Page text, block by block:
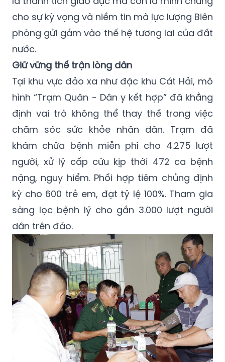
cho sự kỳ vọng và niềm tin mà lực lượng Biên
phòng gửi gắm vào thế hệ tương lai của đất
nước.
Giữ vững thế trận lòng dân
Tại khu vực đảo xa như đặc khu Cát Hải, mô
hình “Trạm Quân - Dân y kết hợp” đã khẳng
định vai trò không thể thay thế trong việc
chăm sóc sức khỏe nhân dân. Trạm đã
khám chữa bệnh miễn phí cho 4.275 lượt
người, xử lý cấp cứu kịp thời 472 ca bệnh
nặng, nguy hiểm. Phối hợp tiêm chủng định
kỳ cho 600 trẻ em, đạt tỷ lệ 100%. Tham gia
sàng lọc bệnh lý cho gần 3.000 lượt người
dân trên đảo.